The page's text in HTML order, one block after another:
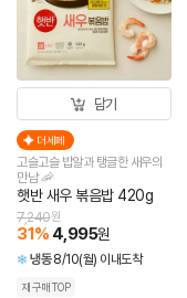
담기
더세페
고슬고슬 밥알과 탱글한 새우의
만남 🦐
햇반 새우 볶음밥 420g
31% 4,995원
7,240원
냉동 8/10(월) 이내도착
재구매TOP